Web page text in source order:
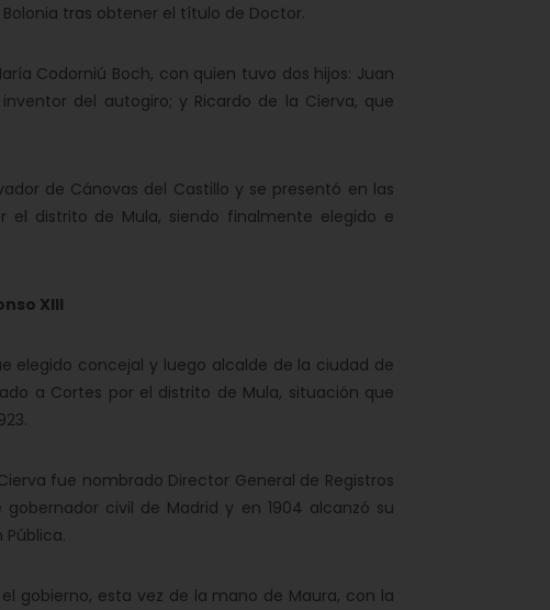
tras obtener el título de Doctor.
Codorniú Boch, con quien tuvo dos hijos: Juan
del autogiro; y Ricardo de la Cierva, que
de Cánovas del Castillo y se presentó en las
el distrito de Mula, siendo finalmente elegido e
XIII
concejal y luego alcalde de la ciudad de
a Cortes por el distrito de Mula, situación que
fue nombrado Director General de Registros
civil de Madrid y en 1904 alcanzó su
gobierno, esta vez de la mano de Maura, con la